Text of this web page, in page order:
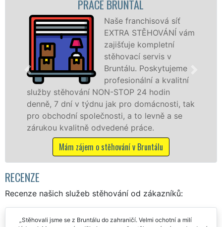
franchisová síť
STĚHOVÁNÍ vám
kompletní
servis v
Poskytujeme
a kvalitní
STOP 24 hodin
pro domácnosti, tak
a to levně a se
práce.
služby zajišťujeme
celém okresu Bruntál
franchisové sítě EXTRA
Nabízíme stěhovací
včetně víkendů a
Mám zájem o
RECENZE
Recenze našich služeb stěhování od zákazníků: